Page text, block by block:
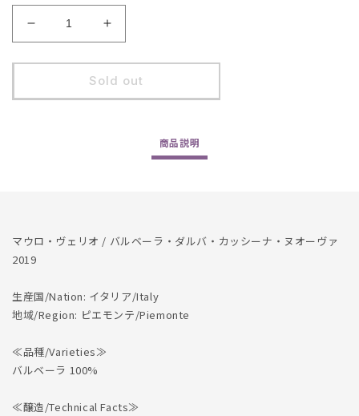
Decrease
quantity
for
Veglio
Increase
quantity
for
Mauro
Veglio
d&#39;Alba
Cascina
Sold out
商品説明
マウロ・ヴェリオ / バルベーラ・ダルバ・カッシーナ・ヌオーヴァ
2019
生産国/Nation: イタリア/Italy
地域/Region: ピエモンテ/Piemonte
≪品種/Varieties≫
バルベーラ 100%
≪醸造/Technical Facts≫